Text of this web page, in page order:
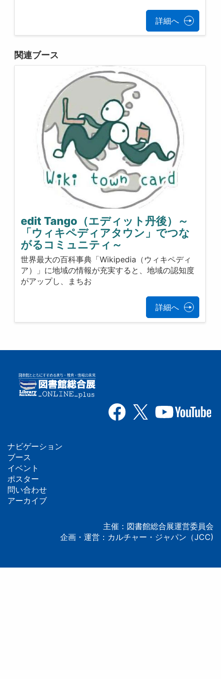
詳細へ
関連ブース
edit Tango（エディット丹後）～
「ウィキペディアタウン」でつな
がるコミュニティ～
世界最大の百科事典「Wikipedia（ウィキペディ
ア）」に地域の情報が充実すると、地域の認知度
がアップし、まちお
詳細へ
フ
ッ
タ
ナビゲーション
ブース
イベント
ポスター
問い合わせ
アーカイブ
主催：図書館総合展運営委員会
企画・運営：カルチャー・ジャパン（JCC)